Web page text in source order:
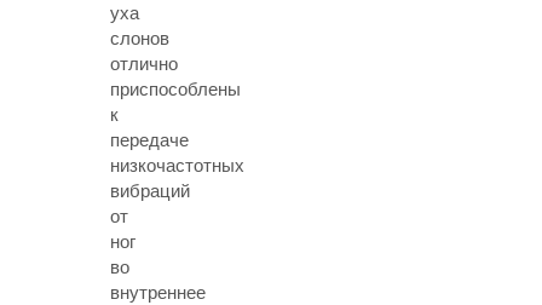
уха
слонов
отлично
приспособлены
к
передаче
низкочастотных
вибраций
от
ног
во
внутреннее